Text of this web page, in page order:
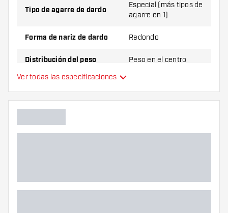
Tipo de agarre de dardo
Especial (más tipos de
agarre en 1)
Forma de nariz de dardo Redondo
Distribución del peso Peso en el centro
Material de dardo
Jugador de dardos
Ver todas las especificaciones